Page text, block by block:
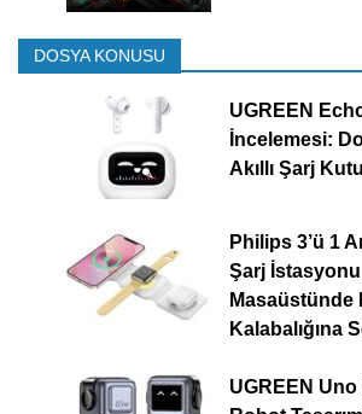
DOSYA KONUSU
UGREEN
İncelemesi:
Akıllı Şarj
Philips 3’ü 1
Şarj
Masaüstünde
Kalabalığına
UGREEN